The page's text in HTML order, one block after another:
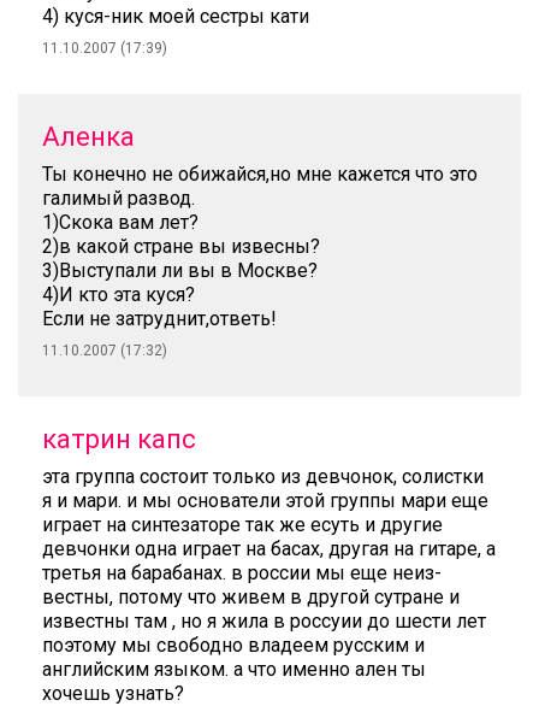
4) куся-ник моей сестры кати
11.10.2007 (17:39)
Аленка
Ты конечно не обижайся,но мне кажется что это
галимый развод.
1)Скока вам лет?
2)в какой стране вы извесны?
3)Выступали ли вы в Москве?
4)И кто эта куся?
Если не затруднит,ответь!
11.10.2007 (17:32)
катрин капс
эта группа состоит только из девчонок, солистки
я и мари. и мы основатели этой группы мари еще
играет на синтезаторе так же есуть и другие
девчонки одна играет на басах, другая на гитаре, а
третья на барабанах. в россии мы еще неиз-
вестны, потому что живем в другой сутране и
известны там , но я жила в россуии до шести лет
поэтому мы свободно владеем русским и
английским языком. а что именно ален ты
хочешь узнать?